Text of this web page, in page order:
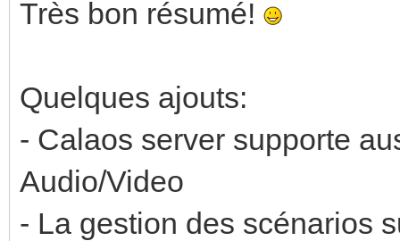
Très bon résumé!
Quelques ajouts:
- Calaos server supporte
Audio/Video
- La gestion des scénarios